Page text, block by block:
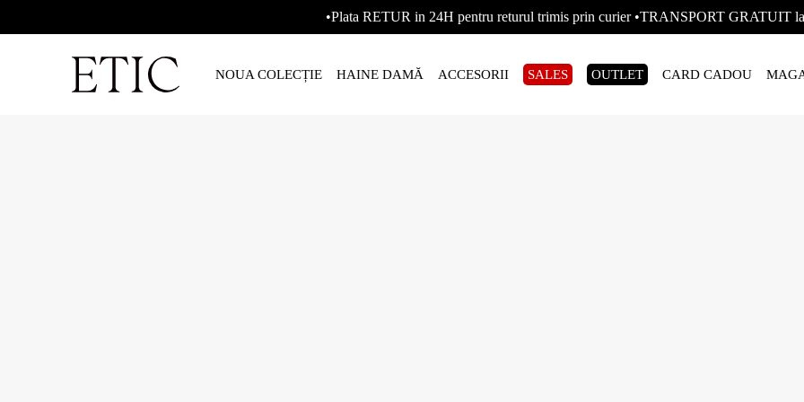
•Plata RETUR in 24H pentru returul trimis prin curier •TRANSPORT GRATUIT
NOUA COLECȚIE HAINE DAMĂ ACCESORII SALES OUTLET CARD CADOU